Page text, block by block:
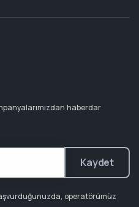
haberdar
Kaydet
operatörümüz